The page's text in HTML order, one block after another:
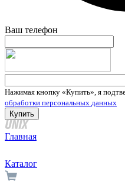
Ваш телефон
Нажимая кнопку «Купить», я
обработки персональных данных
Главная
Каталог